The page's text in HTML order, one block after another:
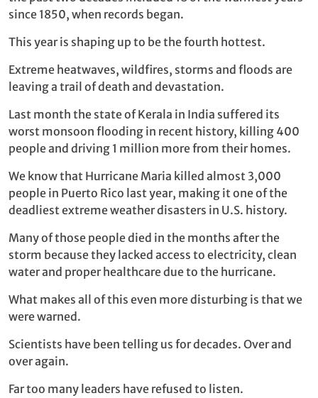
since 1850, when records began.
This year is shaping up to be the fourth hottest.
Extreme heatwaves, wildfires, storms and floods are
leaving a trail of death and devastation.
Last month the state of Kerala in India suffered its
worst monsoon flooding in recent history, killing 400
people and driving 1 million more from their homes.
We know that Hurricane Maria killed almost 3,000
people in Puerto Rico last year, making it one of the
deadliest extreme weather disasters in U.S. history.
Many of those people died in the months after the
storm because they lacked access to electricity, clean
water and proper healthcare due to the hurricane.
What makes all of this even more disturbing is that we
were warned.
Scientists have been telling us for decades. Over and
over again.
Far too many leaders have refused to listen.